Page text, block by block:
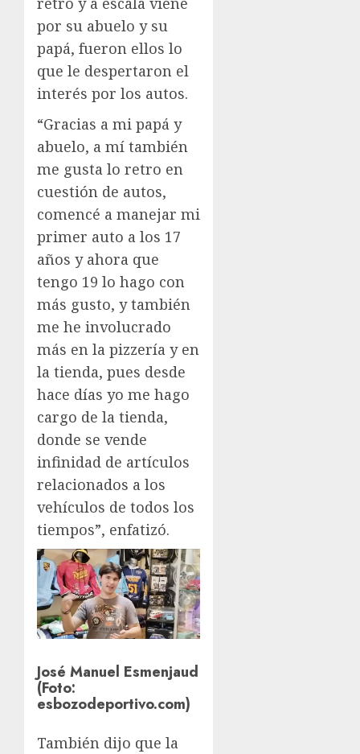
por su abuelo y su
papá, fueron ellos lo
que le despertaron el
interés por los autos.
“Gracias a mi papá y
abuelo, a mí también
me gusta lo retro en
cuestión de autos,
comencé a manejar mi
primer auto a los 17
años y ahora que
tengo 19 lo hago con
más gusto, y también
me he involucrado
más en la pizzería y en
la tienda, pues desde
hace días yo me hago
cargo de la tienda,
donde se vende
infinidad de artículos
relacionados a los
vehículos de todos los
tiempos”, enfatizó.
José Manuel Esmenjaud
(Foto:
esbozodeportivo.com)
También dijo que la